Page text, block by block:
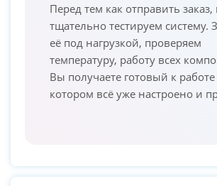
Перед тем как отправить
тщательно тестируем систему.
её под нагрузкой, проверяем
температуру, работу всех
Вы получаете готовый к
котором всё уже настроено и